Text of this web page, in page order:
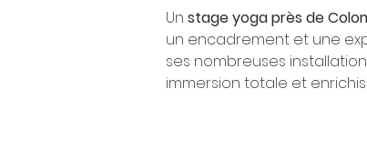
Un stage yoga près de
un encadrement et une
ses nombreuses
immersion totale et